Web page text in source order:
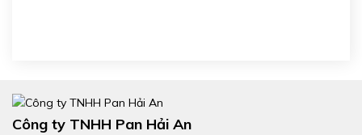
Công ty TNHH Pan Hải An